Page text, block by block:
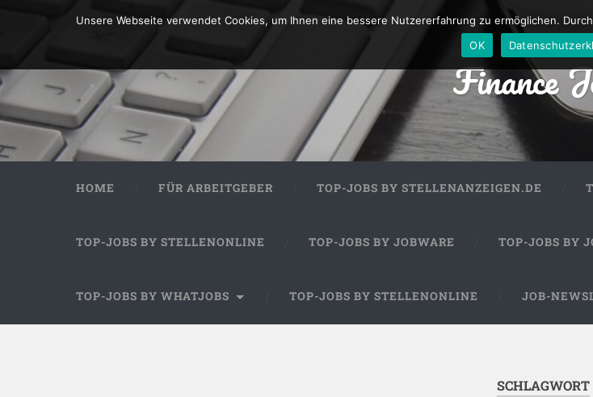
Finance
HOME FÜR ARBEITGEBER TOP-JOBS BY STELLENANZEIGEN.DE
TOP-JOBS BY STELLENONLINE TOP-JOBS BY JOBWARE TOP-JOBS BY
TOP-JOBS BY WHATJOBS TOP-JOBS BY STELLENONLINE JOB-
SCHLAGWORT
Unsere Webseite verwendet Cookies, um Ihnen eine bessere Nutzererfahrung zu ermöglichen.
OK